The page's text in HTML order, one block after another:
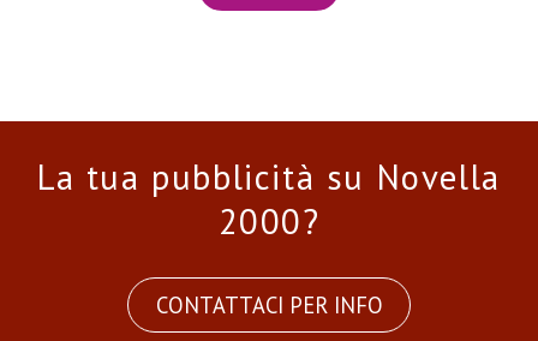
La tua pubblicità su Novella
2000?
CONTATTACI PER INFO